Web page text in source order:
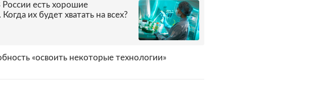
России есть хорошие
их будет хватать на всех?
«освоить некоторые технологии»